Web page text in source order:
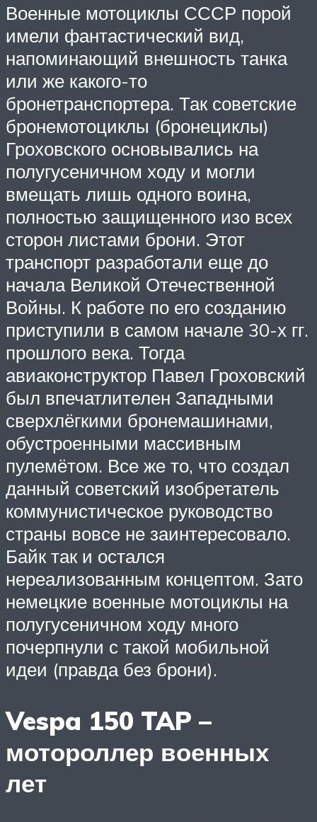
Военные мотоциклы СССР порой
имели фантастический вид,
напоминающий внешность танка
или же какого-то
бронетранспортера. Так советские
бронемотоциклы (бронециклы)
Гроховского основывались на
полугусеничном ходу и могли
вмещать лишь одного воина,
полностью защищенного изо всех
сторон листами брони. Этот
транспорт разработали еще до
начала Великой Отечественной
Войны. К работе по его созданию
приступили в самом начале 30-х гг.
прошлого века. Тогда
авиаконструктор Павел Гроховский
был впечатлителен Западными
сверхлёгкими бронемашинами,
обустроенными массивным
пулемётом. Все же то, что создал
данный советский изобретатель
коммунистическое руководство
страны вовсе не заинтересовало.
Байк так и остался
нереализованным концептом. Зато
немецкие военные мотоциклы на
полугусеничном ходу много
почерпнули с такой мобильной
идеи (правда без брони).
Vespa 150 TAP –
мотороллер военных
лет